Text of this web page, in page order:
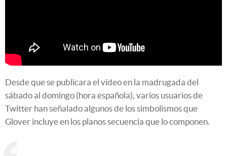
Desde que se publicara el vídeo en la madrugada del
sábado al domingo (hora española), varios usuarios de
Twitter han señalado algunos de los simbolismos que
Glover incluye en los planos secuencia que lo componen.